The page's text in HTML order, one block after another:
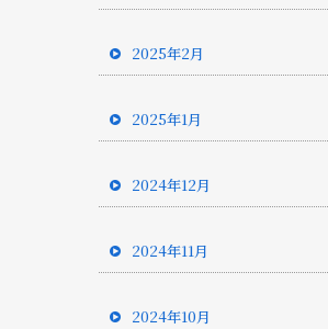
2025年2月
2025年1月
2024年12月
2024年11月
2024年10月